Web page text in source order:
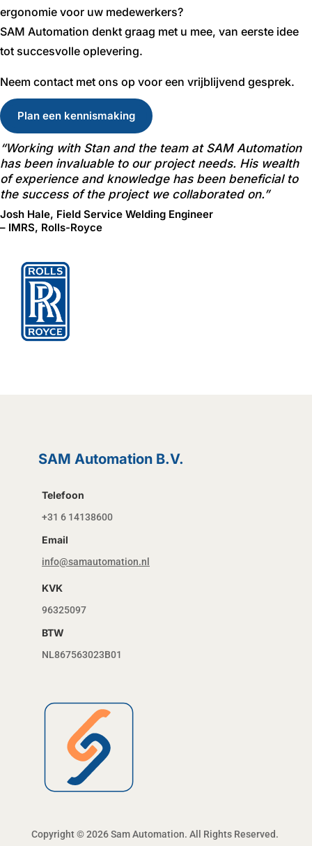
ergonomie voor uw medewerkers?
SAM Automation denkt graag met u mee, van eerste idee
tot succesvolle oplevering.
Neem contact met ons op voor een vrijblijvend gesprek.
Plan een kennismaking
“Working with Stan and the team at SAM Automation
has been invaluable to our project needs. His wealth
of experience and knowledge has been beneficial to
the success of the project we collaborated on.”
Josh Hale, Field Service Welding Engineer
– IMRS, Rolls-Royce
SAM Automation B.V.
Telefoon
+31 6 14138600
Email
info@samautomation.nl
KVK
96325097
BTW
NL867563023B01
Copyright © 2026 Sam Automation. All Rights Reserved.